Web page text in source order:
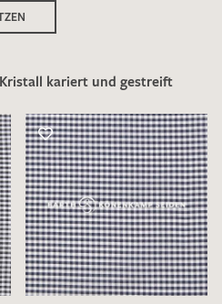
diese.
SENDEN
kariert und gestreift